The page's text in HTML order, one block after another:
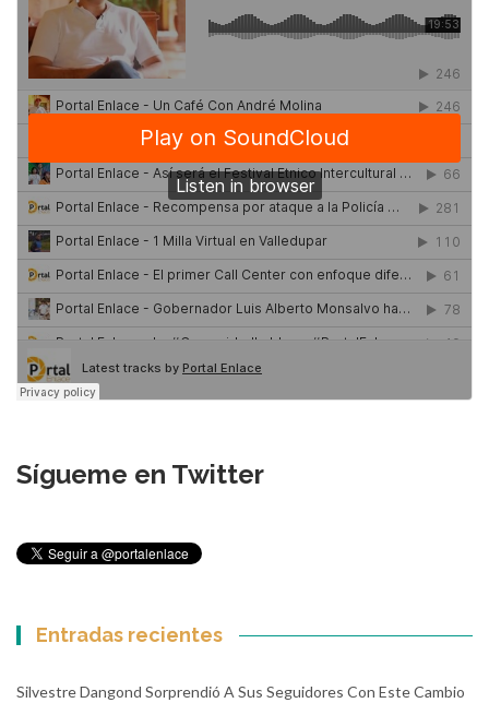
Sígueme en Twitter
Entradas recientes
Silvestre Dangond Sorprendió A Sus Seguidores Con Este Cambio